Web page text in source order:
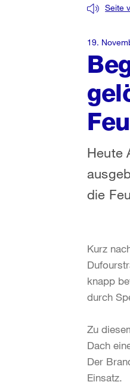
Seite
Heute
die
19.
Kurz
knapp
durch
Zu
Dach
Der
Einsatz.